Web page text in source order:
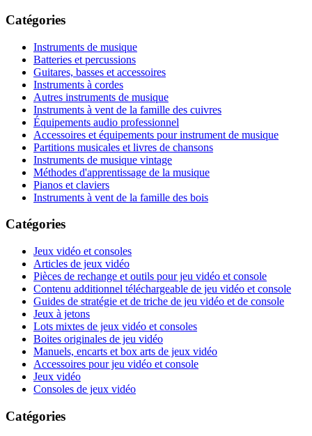
Catégories
Instruments de musique
Batteries et percussions
Guitares, basses et accessoires
Instruments à cordes
Autres instruments de musique
Instruments à vent de la famille des cuivres
Équipements audio professionnel
Accessoires et équipements pour instrument de musique
Partitions musicales et livres de chansons
Instruments de musique vintage
Méthodes d'apprentissage de la musique
Pianos et claviers
Instruments à vent de la famille des bois
Catégories
Jeux vidéo et consoles
Articles de jeux vidéo
Pièces de rechange et outils pour jeu vidéo et console
Contenu additionnel téléchargeable de jeu vidéo et console
Guides de stratégie et de triche de jeu vidéo et de console
Jeux à jetons
Lots mixtes de jeux vidéo et consoles
Boites originales de jeu vidéo
Manuels, encarts et box arts de jeux vidéo
Accessoires pour jeu vidéo et console
Jeux vidéo
Consoles de jeux vidéo
Catégories